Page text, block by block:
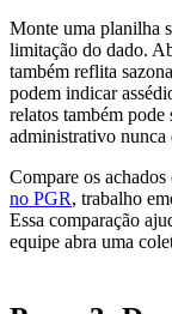
Monte uma planilha
limitação do dado.
também reflita
podem indicar
relatos também
administrativo nunca
Compare os
no PGR, trabalho
Essa comparação
equipe abra uma